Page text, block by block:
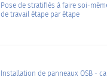
Pose de stratifiés à faire soi-
de travail étape par étape
Installation de panneaux OSB -